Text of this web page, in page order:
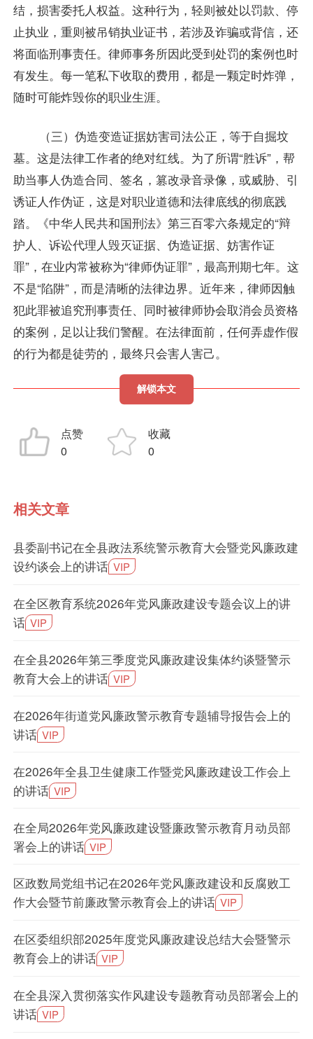
结，损害委托人权益。这种行为，轻则被处以罚款、停
止执业，重则被吊销执业证书，若涉及诈骗或背信，还
将面临刑事责任。律师事务所因此受到处罚的案例也时
有发生。每一笔私下收取的费用，都是一颗定时炸弹，
随时可能炸毁你的职业生涯。
（三）伪造变造证据妨害司法公正，等于自掘坟
墓。这是法律工作者的绝对红线。为了所谓“胜诉”，帮
助当事人伪造合同、签名，篡改录音录像，或威胁、引
诱证人作伪证，这是对职业道德和法律底线的彻底践
踏。《中华人民共和国刑法》第三百零六条规定的“辩
护人、诉讼代理人毁灭证据、伪造证据、妨害作证
罪”，在业内常被称为“律师伪证罪”，最高刑期七年。这
不是“陷阱”，而是清晰的法律边界。近年来，律师因触
犯此罪被追究刑事责任、同时被律师协会取消会员资格
的案例，足以让我们警醒。在法律面前，任何弄虚作假
的行为都是徒劳的，最终只会害人害己。
解锁本文
点赞
0
收藏
0
相关文章
县委副书记在全县政法系统警示教育大会暨党风廉政建
设约谈会上的讲话 VIP
在全区教育系统2026年党风廉政建设专题会议上的讲
话 VIP
在全县2026年第三季度党风廉政建设集体约谈暨警示
教育大会上的讲话 VIP
在2026年街道党风廉政警示教育专题辅导报告会上的
讲话 VIP
在2026年全县卫生健康工作暨党风廉政建设工作会上
的讲话 VIP
在全局2026年党风廉政建设暨廉政警示教育月动员部
署会上的讲话 VIP
区政数局党组书记在2026年党风廉政建设和反腐败工
作大会暨节前廉政警示教育会上的讲话 VIP
在区委组织部2025年度党风廉政建设总结大会暨警示
教育会上的讲话 VIP
在全县深入贯彻落实作风建设专题教育动员部署会上的
讲话 VIP